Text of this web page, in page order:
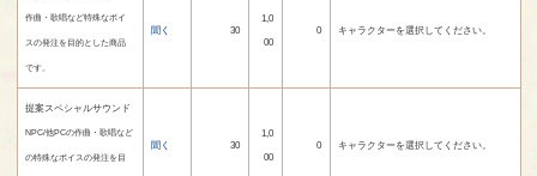
作曲・歌唱など特殊なボイ
スの発注を目的とした商品
です。
聞く 30
1,0
00
0 キャラクターを選択してください。
提案スペシャルサウンド
NPC/他PCの作曲・歌唱など
の特殊なボイスの発注を目
聞く 30
1,0
00
0 キャラクターを選択してください。